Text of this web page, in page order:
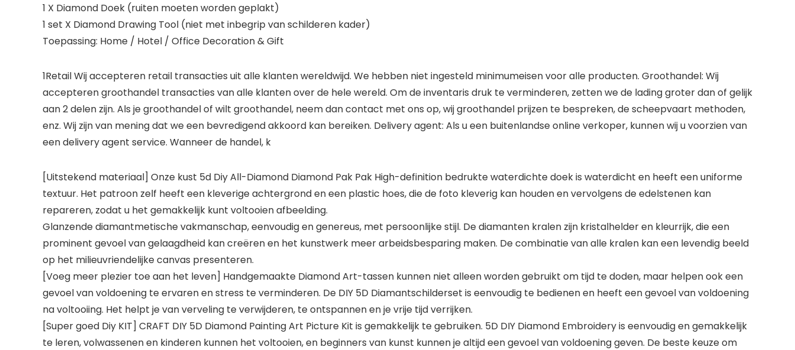
1 X Diamond Doek (ruiten moeten worden geplakt)
1 set X Diamond Drawing Tool (niet met inbegrip van schilderen kader)
Toepassing: Home / Hotel / Office Decoration & Gift
1Retail Wij accepteren retail transacties uit alle klanten wereldwijd. We hebben niet ingesteld minimumeisen voor alle producten. Groothandel: Wij
accepteren groothandel transacties van alle klanten over de hele wereld. Om de inventaris druk te verminderen, zetten we de lading groter dan of gelijk
aan 2 delen zijn. Als je groothandel of wilt groothandel, neem dan contact met ons op, wij groothandel prijzen te bespreken, de scheepvaart methoden,
enz. Wij zijn van mening dat we een bevredigend akkoord kan bereiken. Delivery agent: Als u een buitenlandse online verkoper, kunnen wij u voorzien van
een delivery agent service. Wanneer de handel, k
[Uitstekend materiaal] Onze kust 5d Diy All-Diamond Diamond Pak Pak High-definition bedrukte waterdichte doek is waterdicht en heeft een uniforme
textuur. Het patroon zelf heeft een kleverige achtergrond en een plastic hoes, die de foto kleverig kan houden en vervolgens de edelstenen kan
repareren, zodat u het gemakkelijk kunt voltooien afbeelding.
Glanzende diamantmetische vakmanschap, eenvoudig en genereus, met persoonlijke stijl. De diamanten kralen zijn kristalhelder en kleurrijk, die een
prominent gevoel van gelaagdheid kan creëren en het kunstwerk meer arbeidsbesparing maken. De combinatie van alle kralen kan een levendig beeld
op het milieuvriendelijke canvas presenteren.
[Voeg meer plezier toe aan het leven] Handgemaakte Diamond Art-tassen kunnen niet alleen worden gebruikt om tijd te doden, maar helpen ook een
gevoel van voldoening te ervaren en stress te verminderen. De DIY 5D Diamantschilderset is eenvoudig te bedienen en heeft een gevoel van voldoening
na voltooiing. Het helpt je van verveling te verwijderen, te ontspannen en je vrije tijd verrijken.
[Super goed Diy KIT] CRAFT DIY 5D Diamond Painting Art Picture Kit is gemakkelijk te gebruiken. 5D DIY Diamond Embroidery is eenvoudig en gemakkelijk
te leren, volwassenen en kinderen kunnen het voltooien, en beginners van kunst kunnen je altijd een gevoel van voldoening geven. De beste keuze om